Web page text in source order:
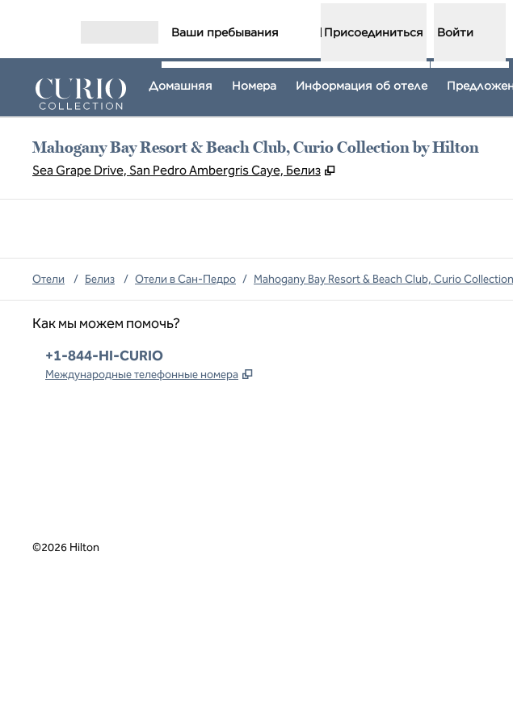
Ваши пребывания Присоединиться Войти
Домашняя Номера Информация об отеле
Mahogany Bay Resort & Beach Club, Curio Collection by Hilton
Sea Grape Drive, San Pedro Ambergris Caye, Белиз ,
Отели / Белиз / Отели в Сан-Педро / Mahogany Bay Resort & Beach Club, Curio
Как мы можем помочь?
Телефон:
+1-844-HI-CURIO
Международные телефонные номера ,
©2026 Hilton